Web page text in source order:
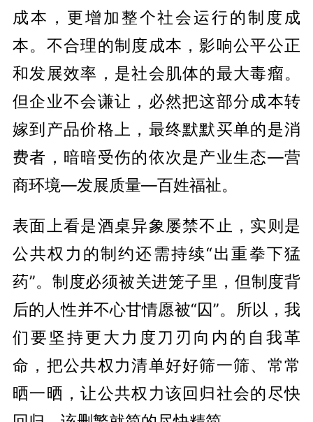
成本，更增加整个社会运行的制度成
本。不合理的制度成本，影响公平公正
和发展效率，是社会肌体的最大毒瘤。
但企业不会谦让，必然把这部分成本转
嫁到产品价格上，最终默默买单的是消
费者，暗暗受伤的依次是产业生态—营
商环境—发展质量—百姓福祉。
表面上看是酒桌异象屡禁不止，实则是
公共权力的制约还需持续“出重拳下猛
药”。制度必须被关进笼子里，但制度背
后的人性并不心甘情愿被“囚”。所以，我
们要坚持更大力度刀刃向内的自我革
命，把公共权力清单好好筛一筛、常常
晒一晒，让公共权力该回归社会的尽快